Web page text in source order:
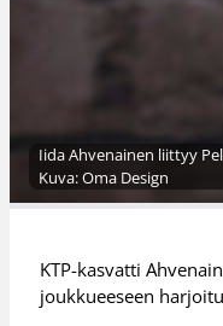
Iida Ahvenainen liittyy
Kuva: Oma Design
KTP-kasvatti
joukkueeseen